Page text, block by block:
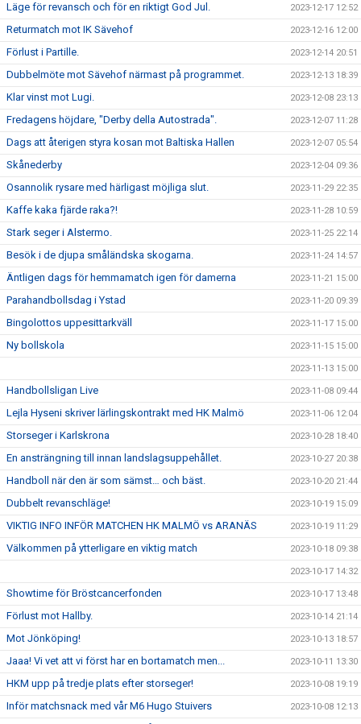
Läge för revansch och för en riktigt God Jul. 2023-12-17 12:52
Returmatch mot IK Sävehof 2023-12-16 12:00
Förlust i Partille. 2023-12-14 20:51
Dubbelmöte mot Sävehof närmast på programmet. 2023-12-13 18:39
Klar vinst mot Lugi. 2023-12-08 23:13
Fredagens höjdare, "Derby della Autostrada". 2023-12-07 11:28
Dags att återigen styra kosan mot Baltiska Hallen 2023-12-07 05:54
Skånederby 2023-12-04 09:36
Osannolik rysare med härligast möjliga slut. 2023-11-29 22:35
Kaffe kaka fjärde raka?! 2023-11-28 10:59
Stark seger i Alstermo. 2023-11-25 22:14
Besök i de djupa småländska skogarna. 2023-11-24 14:57
Äntligen dags för hemmamatch igen för damerna 2023-11-21 15:00
Parahandbollsdag i Ystad 2023-11-20 09:39
Bingolottos uppesittarkväll 2023-11-17 15:00
Ny bollskola 2023-11-15 15:00
2023-11-13 15:00
Handbollsligan Live 2023-11-08 09:44
Lejla Hyseni skriver lärlingskontrakt med HK Malmö 2023-11-06 12:04
Storseger i Karlskrona 2023-10-28 18:40
En ansträngning till innan landslagsuppehållet. 2023-10-27 20:38
Handboll när den är som sämst… och bäst. 2023-10-20 21:44
Dubbelt revanschläge! 2023-10-19 15:09
VIKTIG INFO INFÖR MATCHEN HK MALMÖ vs ARANÄS 2023-10-19 11:29
Välkommen på ytterligare en viktig match 2023-10-18 09:38
2023-10-17 14:32
Showtime för Bröstcancerfonden 2023-10-17 13:48
Förlust mot Hallby. 2023-10-14 21:14
Mot Jönköping! 2023-10-13 18:57
Jaaa! Vi vet att vi först har en bortamatch men... 2023-10-11 13:30
HKM upp på tredje plats efter storseger! 2023-10-08 19:19
Inför matchsnack med vår M6 Hugo Stuivers 2023-10-08 12:13